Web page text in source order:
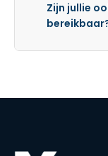
Zijn jullie